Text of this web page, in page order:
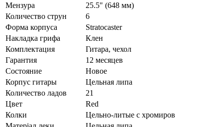
Мензура
25.5" (648 мм)
Количество струн
6
Форма корпуса
Stratocaster
Накладка грифа
Клен
Комплектация
Гитара, чехол
Гарантия
12 месяцев
Состояние
Новое
Корпус гитары
Цельная липа
Количество ладов
21
Цвет
Red
Колки
Цельно-литые с хромиров